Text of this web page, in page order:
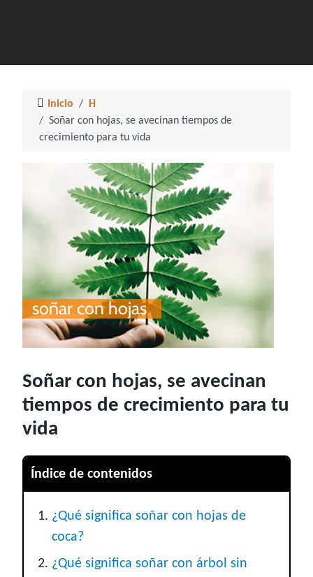
Inicio
H
Soñar con hojas, se avecinan tiempos de
crecimiento para tu vida
Soñar con hojas, se avecinan
tiempos de crecimiento para tu
vida
Índice de contenidos
¿Qué significa soñar con hojas de
coca?
¿Qué significa soñar con árbol sin